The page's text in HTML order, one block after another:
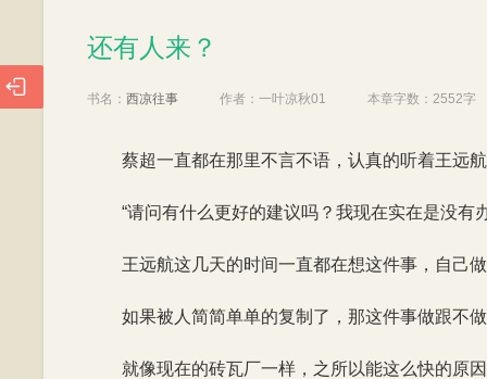
还有人来？
书名： 西凉往事 作者： 一叶凉秋01 本章字数： 2552字
蔡超一直都在那里不言不语，认真的听着王远
“请问有什么更好的建议吗？我现在实在是没有
王远航这几天的时间一直都在想这件事，自己
如果被人简简单单的复制了，那这件事做跟不
就像现在的砖瓦厂一样，之所以能这么快的原
